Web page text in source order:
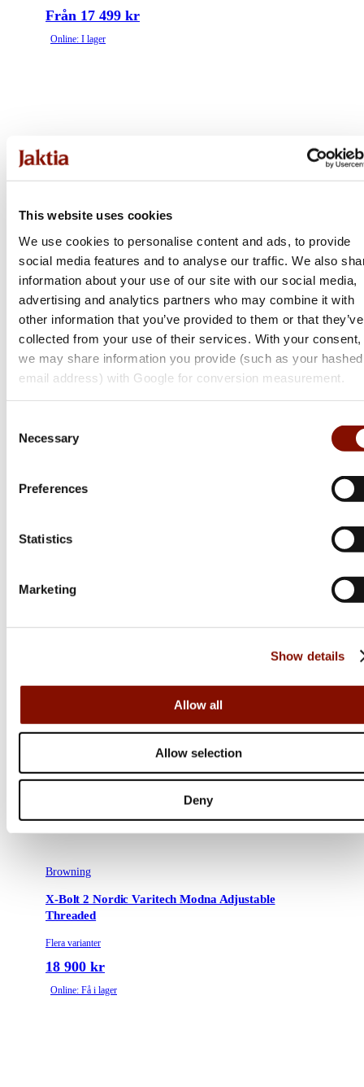
This website uses cookies
We use cookies to personalise content and ads, to provide
social media features and to analyse our traffic. We also
information about your use of our site with our social media,
advertising and analytics partners who may combine it with
other information that you’ve provided to them or that they’ve
collected from your use of their services. With your consent,
we may share information you provide (such as your hashed
email address) with Google for conversion measurement.
Selection
Necessary
Preferences
Statistics
Marketing
Show details
Allow all
Allow selection
Deny
Från 17 499 kr
Online: I lager
Tikka
Från 10 999 kr
Browning
X-Bolt 2 Nordic Varitech Modna Adjustable
Threaded
Flera varianter
18 900 kr
Online: Få i lager